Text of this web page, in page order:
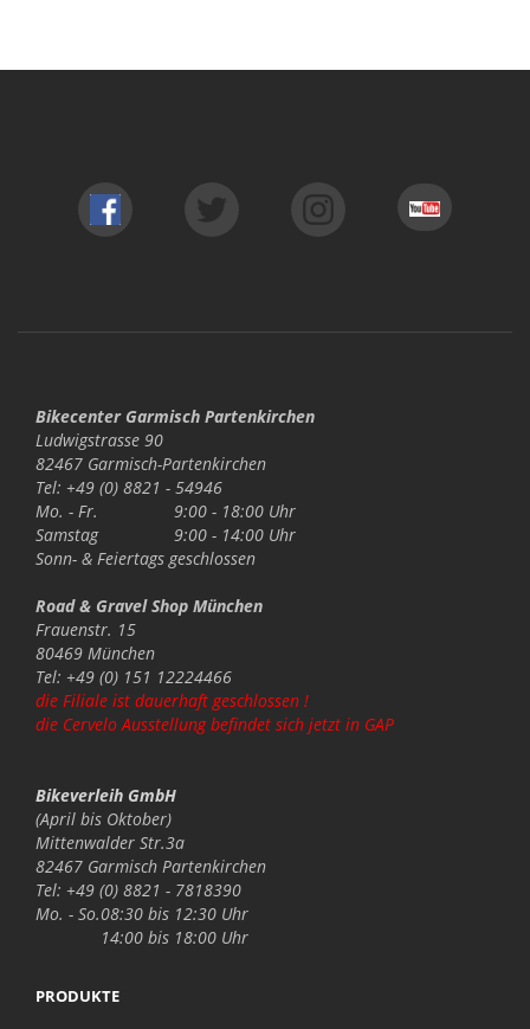
Bikecenter Garmisch Partenkirchen
Ludwigstrasse 90
82467 Garmisch-Partenkirchen
Tel: +49 (0) 8821 - 54946
Mo. - Fr.
9:00 - 18:00 Uhr
Samstag
9:00 - 14:00 Uhr
Sonn- & Feiertags geschlossen
Road & Gravel Shop München
Frauenstr. 15
80469 München
Tel: +49 (0) 151 12224466
die Filiale ist dauerhaft geschlossen !
die Cervelo Ausstellung befindet sich jetzt in GAP
Bikeverleih GmbH
(April bis Oktober)
Mittenwalder Str.3a
82467 Garmisch Partenkirchen
Tel: +49 (0) 8821 - 7818390
Mo. - So.08:30 bis 12:30 Uhr
14:00 bis 18:00 Uhr
PRODUKTE